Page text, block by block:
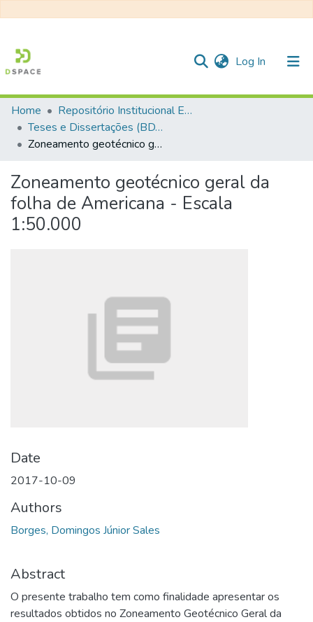
Log In (current)
Communities & Collections
All of DSpace
Statistics
Home
Repositório Institucional EESC
Teses e Dissertações (BDTD USP)
Zoneamento geotécnico geral da folha de Americana - Escala 1:50.000
Zoneamento geotécnico geral da
folha de Americana - Escala
1:50.000
Date
2017-10-09
Authors
Borges, Domingos Júnior Sales
Abstract
O presente trabalho tem como finalidade apresentar os
resultados obtidos no Zoneamento Geotécnico Geral da